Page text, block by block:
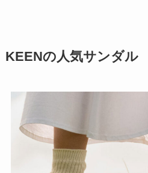
KEENの人気サンダ